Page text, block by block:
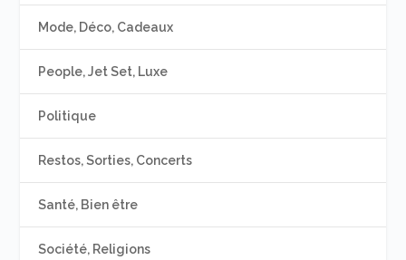
Mode, Déco, Cadeaux
People, Jet Set, Luxe
Politique
Restos, Sorties, Concerts
Santé, Bien être
Société, Religions